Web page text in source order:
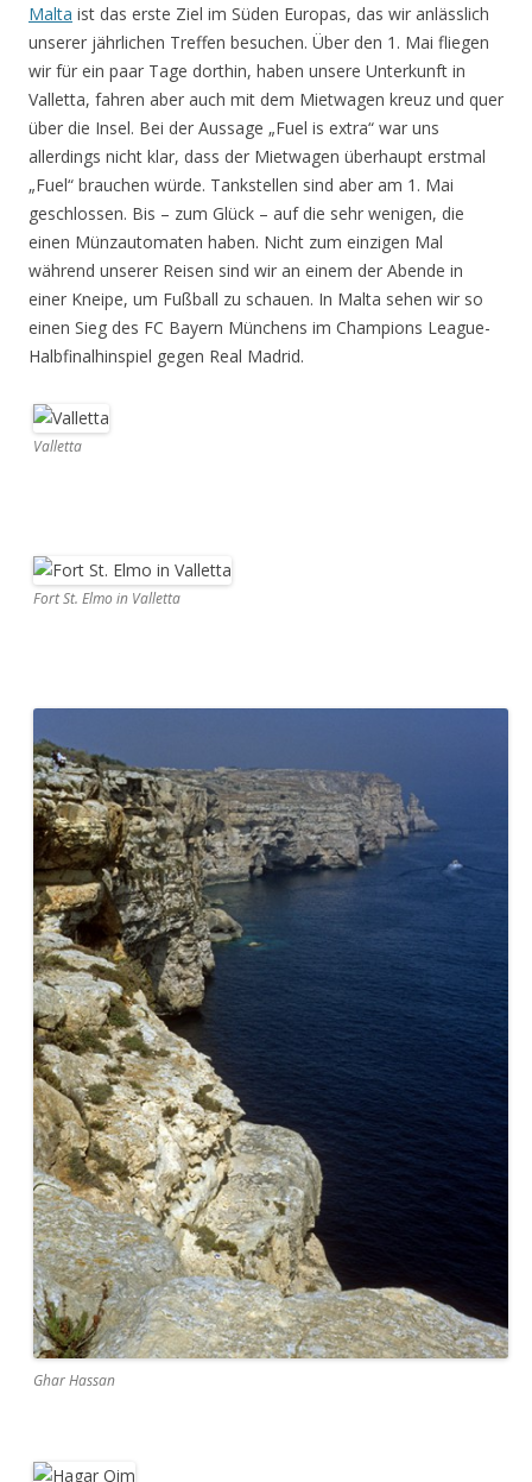
Malta ist das erste Ziel im Süden Europas, das wir anlässlich
unserer jährlichen Treffen besuchen. Über den 1. Mai fliegen
wir für ein paar Tage dorthin, haben unsere Unterkunft in
Valletta, fahren aber auch mit dem Mietwagen kreuz und quer
über die Insel. Bei der Aussage „Fuel is extra“ war uns
allerdings nicht klar, dass der Mietwagen überhaupt erstmal
„Fuel“ brauchen würde. Tankstellen sind aber am 1. Mai
geschlossen. Bis – zum Glück – auf die sehr wenigen, die
einen Münzautomaten haben. Nicht zum einzigen Mal
während unserer Reisen sind wir an einem der Abende in
einer Kneipe, um Fußball zu schauen. In Malta sehen wir so
einen Sieg des FC Bayern Münchens im Champions League-
Halbfinalhinspiel gegen Real Madrid.
Valletta
Fort St. Elmo in Valletta
Ghar Hassan